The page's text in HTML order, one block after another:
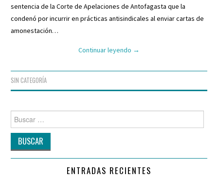
sentencia de la Corte de Apelaciones de Antofagasta que la
condenó por incurrir en prácticas antisindicales al enviar cartas de
amonestación…
Continuar leyendo →
SIN CATEGORÍA
Buscar
por:
ENTRADAS RECIENTES